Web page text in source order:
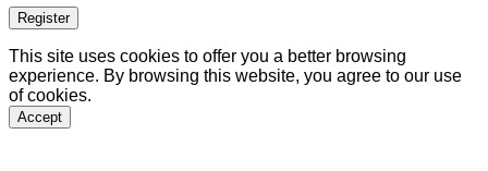
Register
This site uses cookies to offer you a better browsing
experience. By browsing this website, you agree to our use
of cookies.
Accept